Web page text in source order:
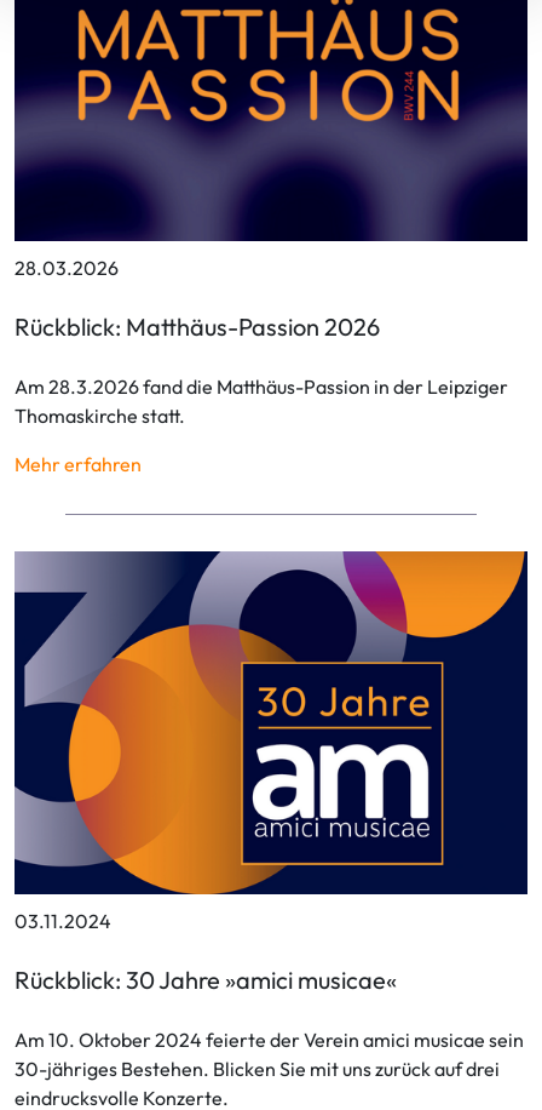
28.03.2026
Rückblick: Matthäus-Passion 2026
Am 28.3.2026 fand die Matthäus-Passion in der Leipziger
Thomaskirche statt.
Mehr erfahren
03.11.2024
Rückblick: 30 Jahre »amici musicae«
Am 10. Oktober 2024 feierte der Verein amici musicae sein
30-jähriges Bestehen. Blicken Sie mit uns zurück auf drei
eindrucksvolle Konzerte.